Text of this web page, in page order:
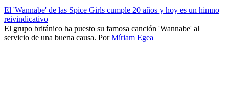
El 'Wannabe' de las Spice Girls cumple 20 años y hoy es un himno
reivindicativo
​El grupo británico ha puesto su famosa canción 'Wannabe' al
servicio de una buena causa. PorMíriam Egea